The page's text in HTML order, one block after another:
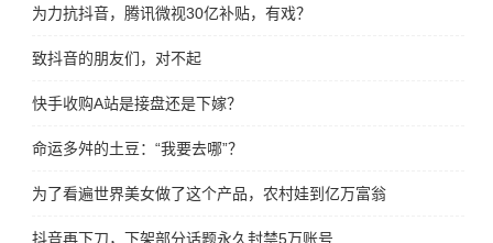
为力抗抖音，腾讯微视30亿补贴，有戏？
致抖音的朋友们，对不起
快手收购A站是接盘还是下嫁？
命运多舛的土豆：“我要去哪”？
为了看遍世界美女做了这个产品，农村娃到亿万富翁
抖音再下刀，下架部分话题永久封禁5万账号